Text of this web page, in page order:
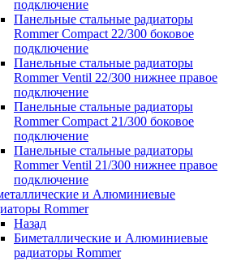
подключение
Панельные стальные радиаторы
Rommer Compact 22/300 боковое
подключение
Панельные стальные радиаторы
Rommer Ventil 22/300 нижнее правое
подключение
Панельные стальные радиаторы
Rommer Compact 21/300 боковое
подключение
Панельные стальные радиаторы
Rommer Ventil 21/300 нижнее правое
подключение
и Алюминиевые
Rommer
Назад
Биметаллические и Алюминиевые
радиаторы Rommer